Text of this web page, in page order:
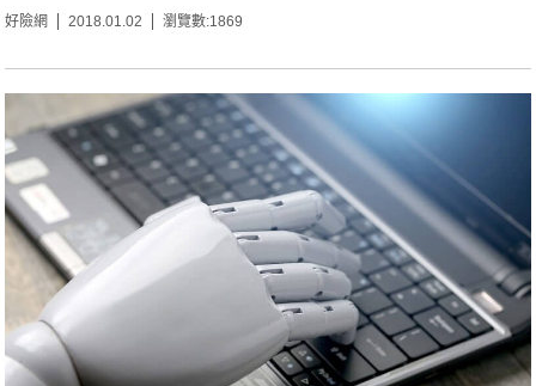
好險網 2018.01.02 瀏覽數:1869